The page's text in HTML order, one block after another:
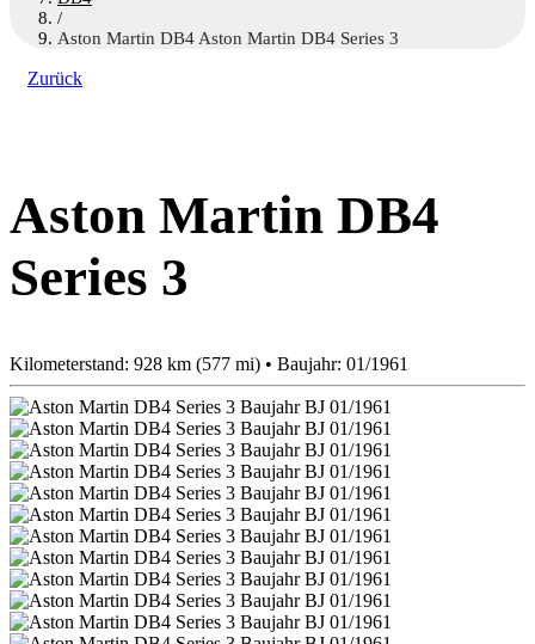
/
Aston Martin DB4 Aston Martin DB4 Series 3
Zurück
Aston Martin DB4
Series 3
Kilometerstand: 928 km (577 mi) • Baujahr: 01/1961